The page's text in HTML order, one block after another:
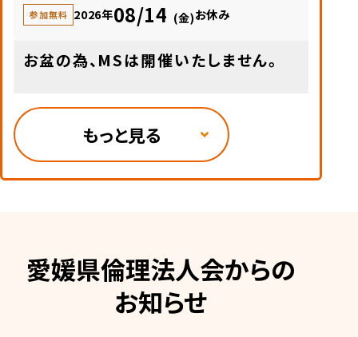
参加無料 2026年08/14 (金)お休み
お盆の為、MSは開催いたしません。
もっと見る
愛媛県倫理法人会からの
お知らせ